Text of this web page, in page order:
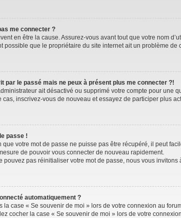
me connecter ?
en être la cause. Assurez-vous avant tout que votre nom
possible que le propriétaire du site internet ait un problème de
par le passé mais ne peux à présent plus me connecter ?!
ait désactivé ou supprimé votre compte pour
cas, inscrivez-vous de nouveau et essayez de participer plus
passe !
que votre mot de passe ne puisse pas être récupéré, il peut
de pouvoir vous connecter de nouveau rapidement.
pouvez pas réinitialiser votre mot de passe, nous vous invitons
automatiquement ?
la case « Se souvenir de moi » lors de votre connexion au
cocher la case « Se souvenir de moi » lors de votre